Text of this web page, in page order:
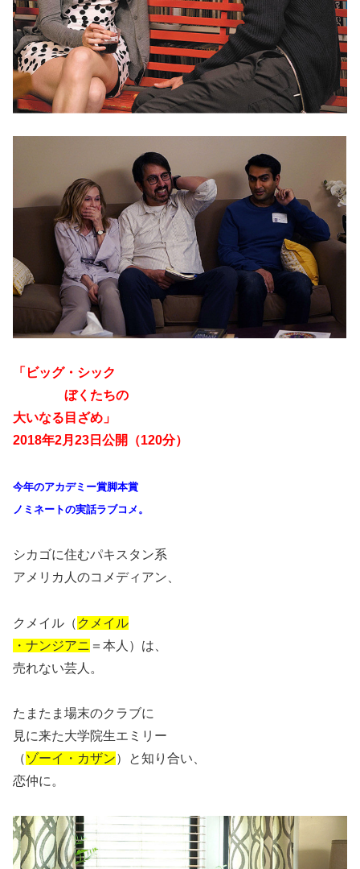
「ビッグ・シック
ぼくたちの
大いなる目ざめ」
2018年2月23日公開（120分）
今年のアカデミー賞脚本賞
ノミネートの実話ラブコメ。
シカゴに住むパキスタン系
アメリカ人のコメディアン、
クメイル（ クメイル
・ナンジアニ ＝本人）は、
売れない芸人。
たまたま場末のクラブに
見に来た大学院生エミリー
（ゾーイ・カザン）と知り合い、
恋仲に。